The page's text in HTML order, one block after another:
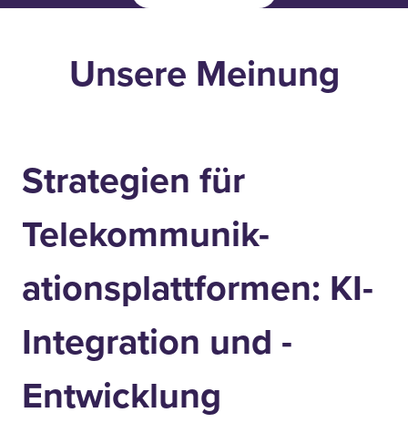
Unsere Meinung
Strategien für
Telekommunik-
ationsplattformen: KI-
Integration und -
Entwicklung